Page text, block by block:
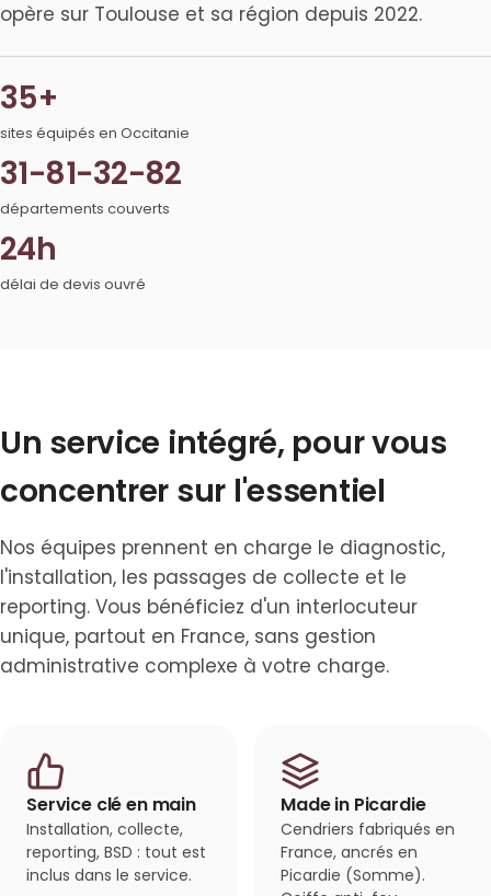
opère sur Toulouse et sa région depuis 2022.
35+
sites équipés en Occitanie
31-81-32-82
départements couverts
24h
délai de devis ouvré
Un service intégré, pour vous
concentrer sur l'essentiel
Nos équipes prennent en charge le diagnostic,
l'installation, les passages de collecte et le
reporting. Vous bénéficiez d'un interlocuteur
unique, partout en France, sans gestion
administrative complexe à votre charge.
Service clé en main
Installation, collecte,
reporting, BSD : tout est
inclus dans le service.
Made in Picardie
Cendriers fabriqués en
France, ancrés en
Picardie (Somme).